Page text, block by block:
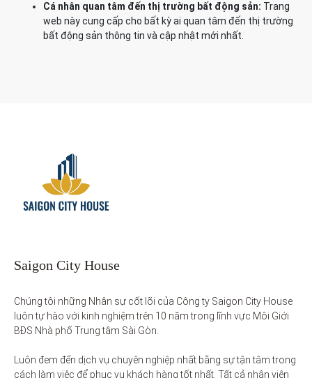
Cá nhân quan tâm đến thị trường bất động sản: Trang
web này cung cấp cho bất kỳ ai quan tâm đến thị trường
bất động sản thông tin và cập nhật mới nhất.
Saigon City House
Chúng tôi những Nhân sự cốt lõi của Công ty Saigon City House
luôn tự hào với kinh nghiệm trên 10 năm trong lĩnh vực Môi Giới
BĐS Nhà phố Trung tâm Sài Gòn.
Luôn đem đến dịch vụ chuyên nghiệp nhất bằng sự tận tâm trong
cách làm việc để phục vụ khách hàng tốt nhất. Tất cả nhân viên